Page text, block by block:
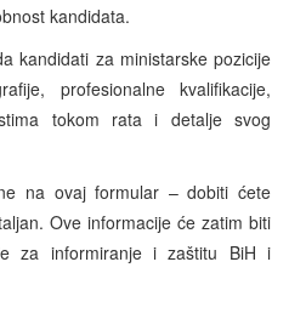
kandidata.
kandidati za ministarske pozicije
profesionalne kvalifikacije,
tokom rata i detalje svog
na ovaj formular – dobiti ćete
Ove informacije će zatim biti
za informiranje i zaštitu BiH i